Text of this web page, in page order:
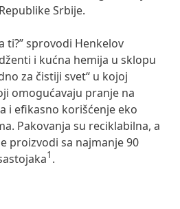
Srbije.
ti?” sprovodi Henkelov
i kućna hemija u sklopu
za čistiji svet“ u kojoj
omogućavaju pranje na
i efikasno korišćenje eko
Pakovanja su reciklabilna, a
proizvodi sa najmanje 90
1 .